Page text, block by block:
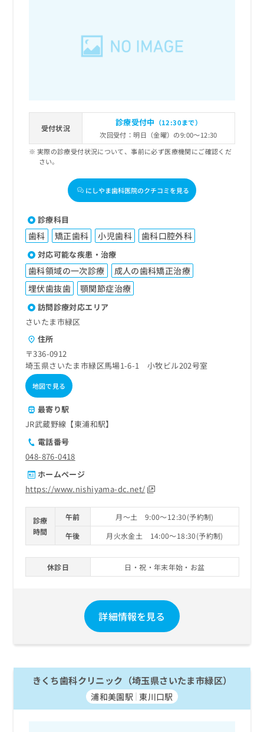
受付状況
診療受付中 （12:30まで）
次回受付：明日（金曜）の9:00～12:30
実際の診療受付状況について、事前に必ず医療機関にご確認くだ
さい。
にしやま歯科医院のクチコミを見る
診療科目
歯科 矯正歯科 小児歯科 歯科口腔外科
対応可能な疾患・治療
歯科領域の一次診療
成人の歯科矯正治療
埋伏歯抜歯
顎関節症治療
訪問診療対応エリア
さいたま市緑区
住所
〒336-0912
埼玉県さいたま市緑区馬場1-6-1 小牧ビル202号室
地図で見る
最寄り駅
JR武蔵野線【東浦和駅】
電話番号
048-876-0418
ホームページ
https://www.nishiyama-dc.net/
診療
時間
午前
月～土 9:00～12:30(予約制)
午後
月火水金土 14:00～18:30(予約制)
休診日 日・祝・年末年始・お盆
詳細情報を見る
きくち歯科クリニック（埼玉県さいたま市緑区）
浦和美園駅 東川口駅